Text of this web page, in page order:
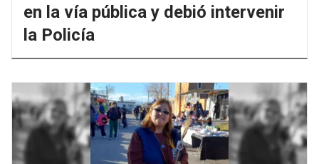
en la vía pública y debió intervenir
la Policía